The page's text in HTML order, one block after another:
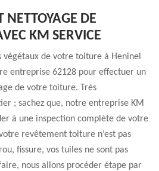
NETTOYAGE DE
KM SERVICE
végétaux de votre toiture à Heninel
entreprise 62128 pour effectuer un
de votre toiture. Très
; sachez que, notre entreprise KM
à une inspection complète de votre
revêtement toiture n’est pas
fissure, vos tuiles ne sont pas
nous allons procéder étape par